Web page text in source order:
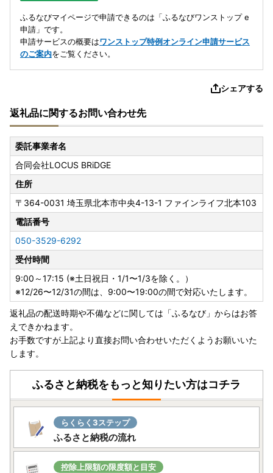
ふるなびマイページで申請できるのは「ふるなびワンストップ e
申請」です。
申請サービスの概要はワンストップ特例オンライン申請サービス
のご案内をご覧ください。
シェアする
返礼品に関するお問い合わせ先
委託事業者名
合同会社LOCUS BRiDGE
住所
〒364-0031 埼玉県北本市中央4-13-1 ファインライフ北本103
電話番号
050-3529-6292
受付時間
9:00～17:15 (※土日祝日・1/1〜1/3を除く。）
※12/26〜12/31の間は、9:00〜19:00の間で対応いたします。
返礼品の配送時期や不備などに関しては「ふるなび」からはお答
えできかねます。
お手数ですが上記より直接お問い合わせいただくようお願いいた
します。
ふるさと納税をもっと知りたい方はコチラ
らくらく3ステップ
ふるさと納税の流れ
控除上限額の限度額と目安